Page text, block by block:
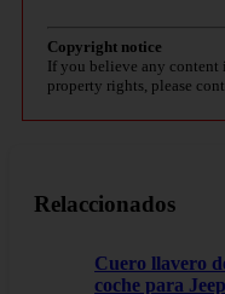
Copyright notice
If you believe any
property rights, please
Relaccionados
Cuero llavero
coche para